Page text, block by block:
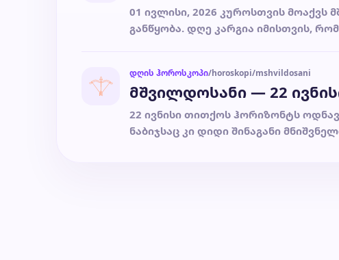
01 ივლისი, 2026 კუროსთვის მოაქვს
განწყობა. დღე კარგია იმისთვის,
დღის ჰოროსკოპი/horoskopi/mshvildosani
მშვილდოსანი — 22
22 ივნისი თითქოს ჰორიზონტს
ნაბიჯსაც კი დიდი შინაგანი